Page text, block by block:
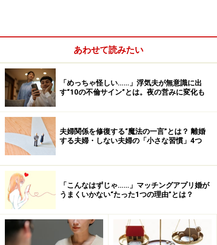
「最近はASMRや音フェチ動画が流行っていますが、う
ちの夫の咀嚼音は心地いいどころか聞いているとイライ
ラしてきます。食器を置く動作も雑でガチャガチャうる
さいし、ダメ押しは食後の『ゲーッ』という大きな音の
ゲップ。もう、不快感MAXです。食事中のイヤホンに最
初は抵抗があったけど、自分が美味しく食べるための自
衛策と割り切っています。話しかけられた時だけ『え？
何？』と聞き返せば、ほぼ会話も問題ないです」
あわせて読みたい
「めっちゃ怪しい……」浮気夫が無意識に出
す“10の不倫サイン”とは。夜の営みに変化も
夫婦関係を修復する“魔法の一言”とは？ 離婚
する夫婦・しない夫婦の「小さな習慣」4つ
「こんなはずじゃ……」マッチングアプリ婚が
うまくいかない“たった1つの理由”とは？